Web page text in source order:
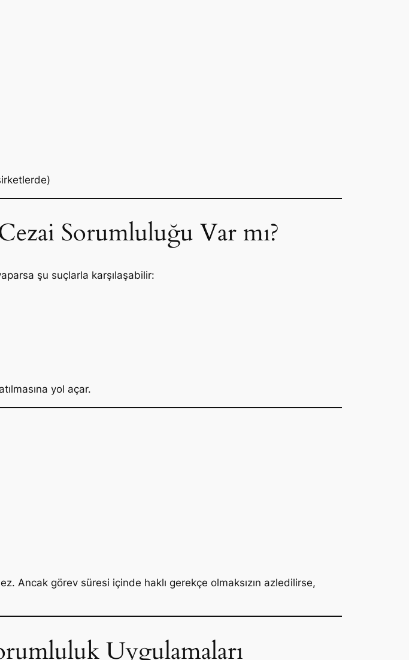
Sorumluluğu Var mı?
şu suçlarla karşılaşabilir:
yol açar.
Ancak görev süresi içinde haklı gerekçe olmaksızın azledilirse,
Uygulamaları